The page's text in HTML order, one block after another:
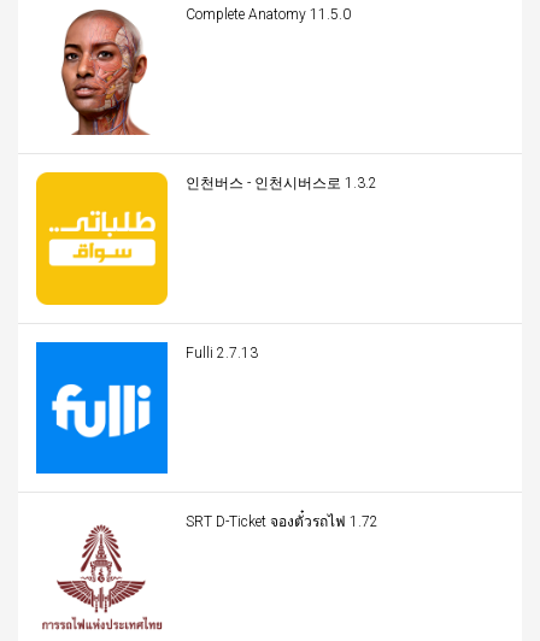
Complete Anatomy 11.5.0
인천버스 - 인천시버스로 1.3.2
Fulli 2.7.13
SRT D-Ticket จองตั๋วรถไฟ 1.72